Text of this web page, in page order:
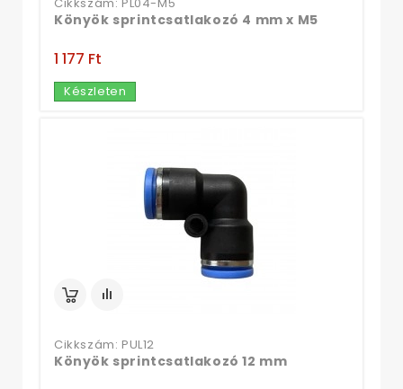
Könyök sprintcsatlakozó 4 mm x M5
1 177 Ft‎
Készleten
Cikkszám: PUL12
Könyök sprintcsatlakozó 12 mm